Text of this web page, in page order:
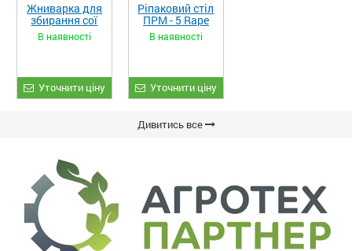
Жниварка для
збирання сої
та гороху
«ETTARO»
В наявності
Уточнити ціну
Ріпаковий стіл
ПРМ - 5 Rape
Fiore
В наявності
Уточнити ціну
Дивитись все